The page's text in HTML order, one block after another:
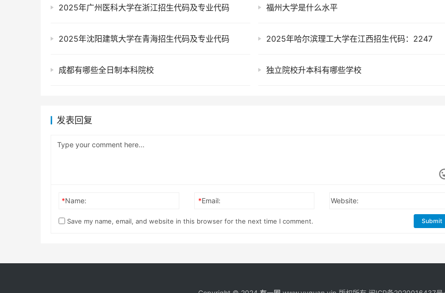
2025年广州医科大学在浙江招生代码及专业代码 福州大学是什么水平
2025年沈阳建筑大学在青海招生代码及专业代码 2025年哈尔滨理工大学在江西招生代码：2247
成都有哪些全日制本科院校 独立院校升本科有哪些学校
发表回复
*Name: *Email: Website:
Save my name, email, and website in this browser for the next time I comment. Submit